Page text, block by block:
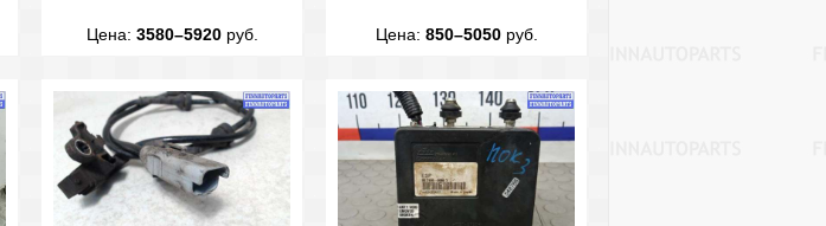
Цена: 3580–5920руб. Цена: 850–5050руб.